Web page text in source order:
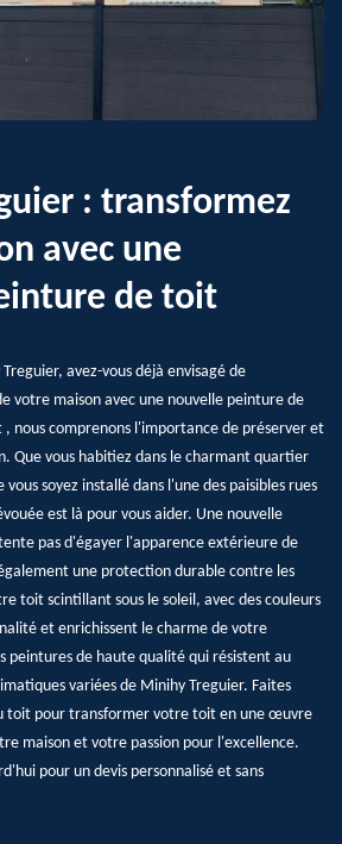
: transformez
avec une
de toit
avez-vous déjà envisagé de
votre maison avec une nouvelle peinture de
nous comprenons l'importance de préserver et
Que vous habitiez dans le charmant quartier
soyez installé dans l'une des paisibles rues
est là pour vous aider. Une nouvelle
pas d'égayer l'apparence extérieure de
une protection durable contre les
toit scintillant sous le soleil, avec des couleurs
et enrichissent le charme de votre
peintures de haute qualité qui résistent au
variées de Minihy Treguier. Faites
toit pour transformer votre toit en une œuvre
maison et votre passion pour l'excellence.
pour un devis personnalisé et sans